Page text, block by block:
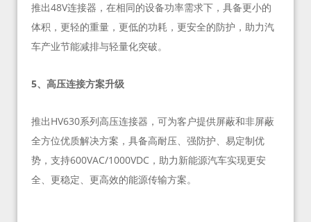
推出48V连接器，在相同的设备功率需求下，具备更小的
体积，更轻的重量，更低的功耗，更安全的防护，助力汽
车产业节能减排与轻量化突破。
5、高压连接方案升级
推出HV630系列高压连接器，可为客户提供屏蔽和非屏蔽
全方位优质解决方案，具备高耐压、强防护、易定制优
势，支持600VAC/1000VDC，助力新能源汽车实现更安
全、更稳定、更高效的能源传输方案。